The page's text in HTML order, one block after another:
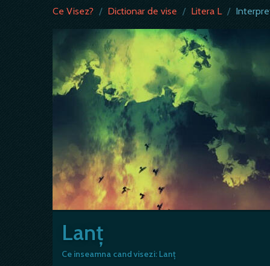
Ce Visez? / Dictionar de vise / Litera L /
Lanț
Ce inseamna cand visezi: Lanț